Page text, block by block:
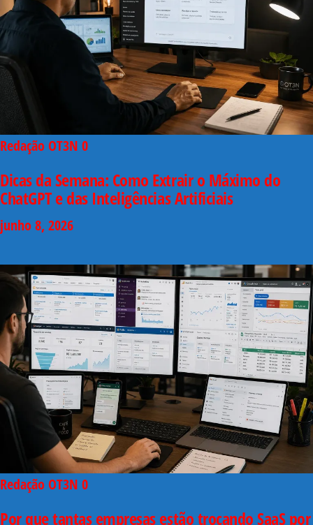
Redação OT3N 0
Dicas da Semana: Como Extrair o Máximo do
ChatGPT e das Inteligências Artificiais
junho 8, 2026
Redação OT3N 0
Por que tantas empresas estão trocando SaaS por